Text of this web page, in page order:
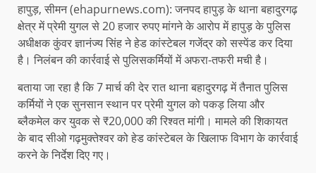
हापुड़, सीमन (ehapurnews.com): जनपद हापुड़ के थाना बहादुरगढ़
क्षेत्र में प्रेमी युगल से 20 हजार रुपए मांगने के आरोप में हापुड़ के पुलिस
अधीक्षक कुंवर ज्ञानंज्य सिंह ने हेड कांस्टेबल गजेंद्र को सस्पेंड कर दिया
है। निलंबन की कार्रवाई से पुलिसकर्मियों में अफरा-तफरी मची है।
बताया जा रहा है कि 7 मार्च की देर रात थाना बहादुरगढ़ में तैनात पुलिस
कर्मियों ने एक सुनसान स्थान पर प्रेमी युगल को पकड़ लिया और
ब्लैकमेल कर युवक से ₹20,000 की रिश्वत मांगी। मामले की शिकायत
के बाद सीओ गढ़मुक्तेश्वर को हेड कांस्टेबल के खिलाफ विभाग के कार्रवाई
करने के निर्देश दिए गए।